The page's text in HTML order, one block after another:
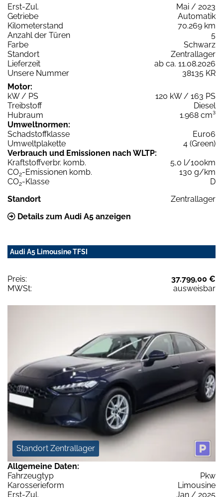
Erst-Zul.
Mai / 2023
Getriebe
Automatik
Kilometerstand
70.269 km
Anzahl der Türen
5
Farbe
Schwarz
Standort
Zentrallager
Lieferzeit
ab ca. 11.08.2026
Unsere Nummer
38135 KR
Motor:
kW / PS
120 kW / 163 PS
Treibstoff
Diesel
Hubraum
1.968 cm³
Umweltnormen:
Schadstoffklasse
Euro6
Umweltplakette
4 (Green)
Verbrauch und Emissionen nach WLTP:
Kraftstoffverbr. komb.
5,0 l/100km
CO2-Emissionen komb.
130 g/km
CO2-Klasse
D
Standort
Zentrallager
Details zum Audi A5 anzeigen
Audi A5 Limousine TFSI
Preis:
37.799,00 €
MWSt:
ausweisbar
Standort Zentrallager
Allgemeine Daten:
Fahrzeugtyp
Pkw
Karosserieform
Limousine
Erst-Zul.
Jan / 2025